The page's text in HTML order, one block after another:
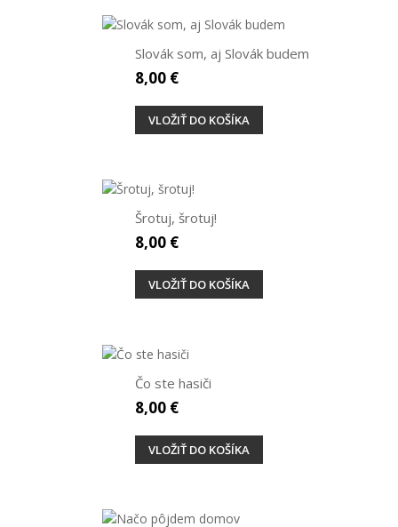
Slovák som, aj Slovák budem
8,00 €
VLOŽIŤ DO KOŠÍKA
Šrotuj, šrotuj!
8,00 €
VLOŽIŤ DO KOŠÍKA
Čo ste hasiči
8,00 €
VLOŽIŤ DO KOŠÍKA